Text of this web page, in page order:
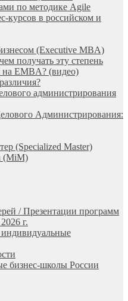
по методике Agile
курсов в российском и
(Executive MBA)
получать эту степень
на EMBA? (видео)
администрирования
Администрирования:
(Specialized Master)
(MiM)
/ Презентации программ
г.
бизнес-школы России